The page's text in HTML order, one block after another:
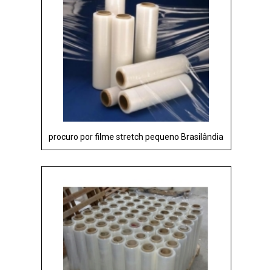
procuro por filme stretch pequeno Brasilândia